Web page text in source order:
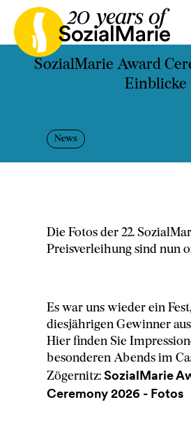
HU SK SL
ProjekteNews
SozialMarie Award
Einblicke
News
Die Fotos der 22.
Preisverleihung sind nun
Es war uns wieder ein
diesjährigen Gewinner
Hier finden Sie
besonderen Abends im
Zögernitz:SozialMarie
Ceremony 2026 - Fotos